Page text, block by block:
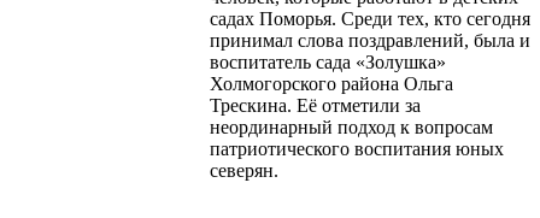
садах Поморья. Среди тех, кто сегодня
принимал слова поздравлений, была и
воспитатель сада «Золушка»
Холмогорского района Ольга
Трескина. Её отметили за
неординарный подход к вопросам
патриотического воспитания юных
северян.